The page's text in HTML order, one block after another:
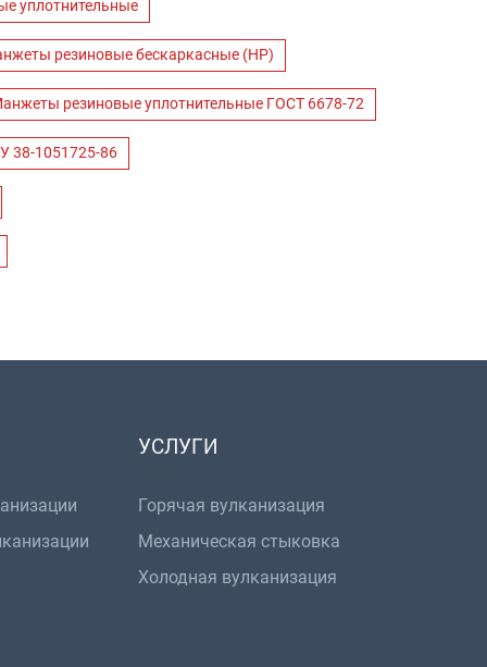
уплотнительные
резиновые бескаркасные (НР)
резиновые уплотнительные ГОСТ 6678-72
38-1051725-86
УСЛУГИ
Горячая вулканизация
Механическая стыковка
Холодная вулканизация